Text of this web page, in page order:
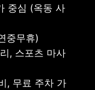
중심 (옥동 사
중무휴)
, 스포츠 마사
, 무료 주차 가